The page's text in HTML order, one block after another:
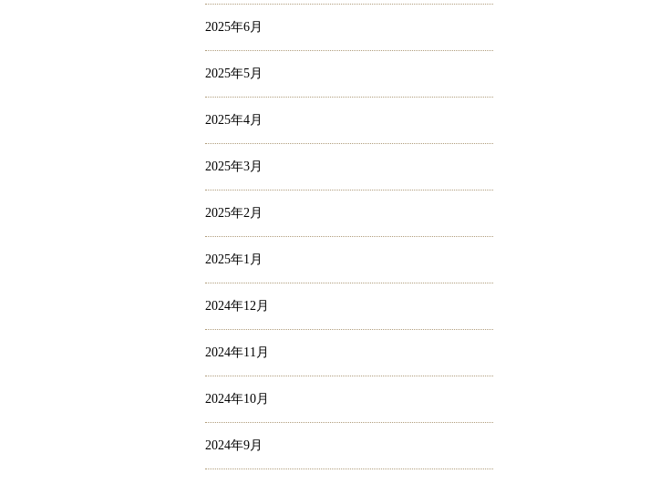
2025年6月
2025年5月
2025年4月
2025年3月
2025年2月
2025年1月
2024年12月
2024年11月
2024年10月
2024年9月